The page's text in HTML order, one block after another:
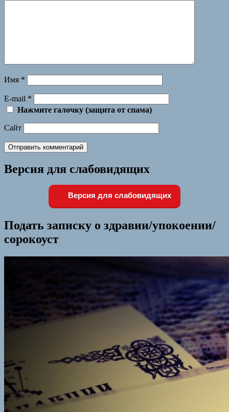
Имя *
E-mail *
Нажмите галочку (защита от спама)
Сайт
Версия для слабовидящих
Версия для слабовидящих
Подать записку о здравии/упокоении/
сорокоуст